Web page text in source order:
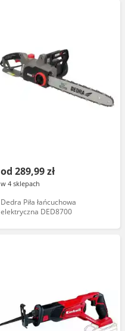
od 289,99 zł
w 4 sklepach
Dedra Piła łańcuchowa
elektryczna DED8700